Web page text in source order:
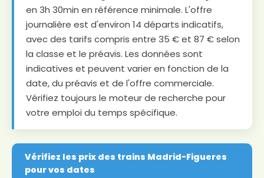
en 3h 30min en référence minimale. L'offre
journalière est d'environ 14 départs indicatifs,
avec des tarifs compris entre 35 € et 87 € selon
la classe et le préavis. Les données sont
indicatives et peuvent varier en fonction de la
date, du préavis et de l'offre commerciale.
Vérifiez toujours le moteur de recherche pour
votre emploi du temps spécifique.
Vérifiez les prix des trains Madrid-Figueres
pour vos dates